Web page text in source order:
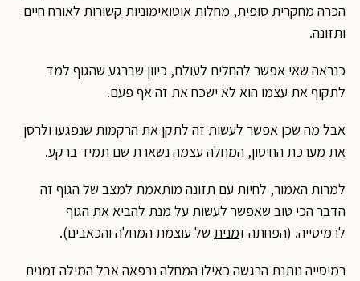
הכרה מחקרית סופית, מחלות אוטואימוניות קשורות לאורח חיים
ותזונה.
כנראה שאי אפשר להחלים לעולם, כיוון שברגע שהגוף למד
לתקוף את עצמו הוא לא ישכח את זה אף פעם.
אבל מה שכן אפשר לעשות זה לתקן את הרקמות שנפגעו ולרסן
את מערכת החיסון, המחלה עצמה נשארת שם תמיד ברקע.
למרות האמור, לחיות עם תזונה מותאמת למצב של הגוף זה
הדבר הכי טוב שאפשר לעשות על מנת להביא את הגוף
לרמיסייה. (הפחתה זמניתשל עוצמת המחלה והכאבים).
רמיסייה נותנת הרגשה כאילו המחלה נרפאה אבל המילה זמנית